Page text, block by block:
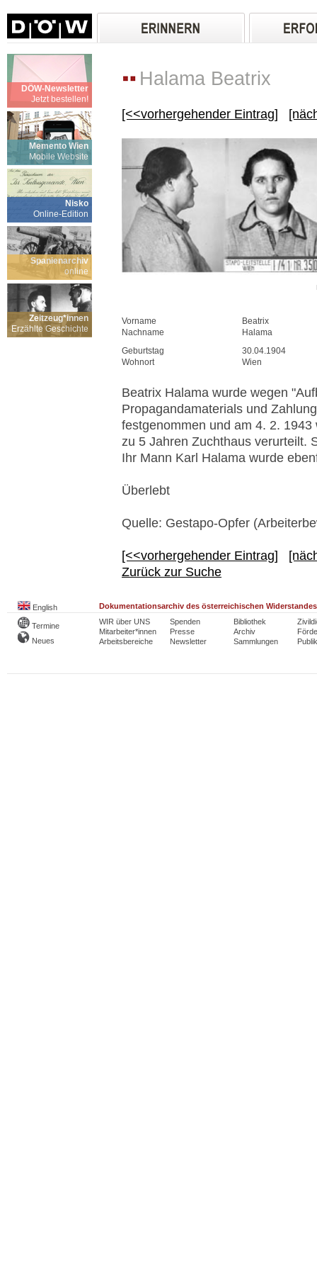
DÖW-Newsletter
Jetzt bestellen!
Memento Wien
Mobile Website
Nisko
Online-Edition
Spanienarchiv
online
Zeitzeug*innen
Erzählte Geschichte
Halama Beatrix
[<<vorhergehender Eintrag]
Vorname
Beatrix
Nachname
Halama
Geburtstag
30.04.1904
Wohnort
Wien
Beatrix Halama wurde wegen
Propagandamaterials und
festgenommen und am 4. 2.
zu 5 Jahren Zuchthaus verurteilt.
Ihr Mann Karl Halama wurde
Überlebt
Quelle: Gestapo-Opfer
[<<vorhergehender Eintrag]
Zurück zur Suche
English Dokumentationsarchiv des österreichischen Widerstandes
Termine
Neues
WIR über UNS
Mitarbeiter*innen
Arbeitsbereiche
Spenden
Presse
Newsletter
Bibliothek
Archiv
Sammlungen